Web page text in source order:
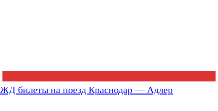
ЖД билеты на поезд Краснодар — Адлер